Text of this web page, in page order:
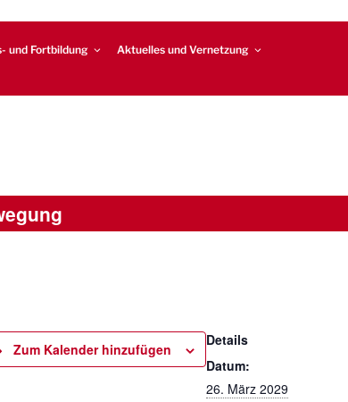
und Fortbildung Aktuelles und Vernetzung
Zum Kalender hinzufügen
Details
Datum:
26. März 2029